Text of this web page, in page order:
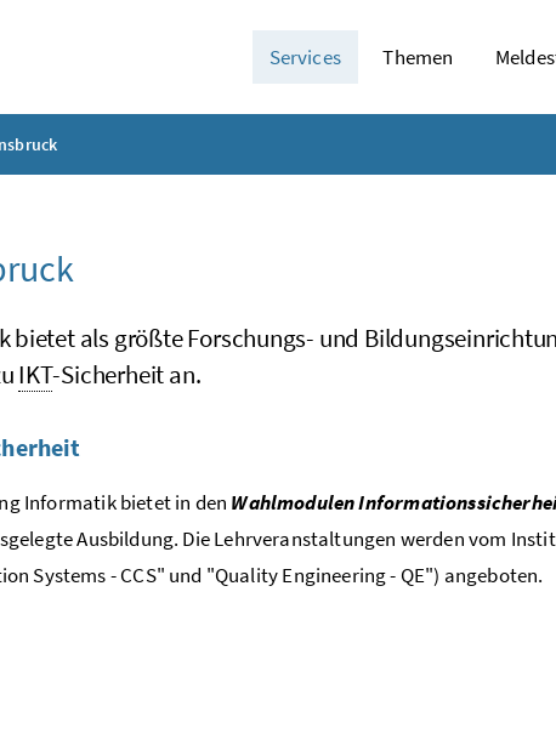
Services Themen
bietet als größte Forschungs- und
IKT-Sicherheit an.
Informatik bietet in den Wahlmodulen
Ausbildung. Die Lehrveranstaltungen werden vom
Systems - CCS" und "Quality Engineering - QE") angeboten.